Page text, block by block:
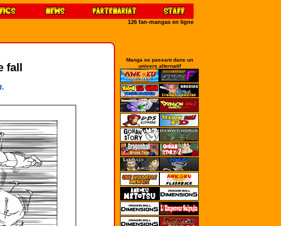
126 fan-mangas en ligne
Manga se passant dans un
univers alternatif
fall